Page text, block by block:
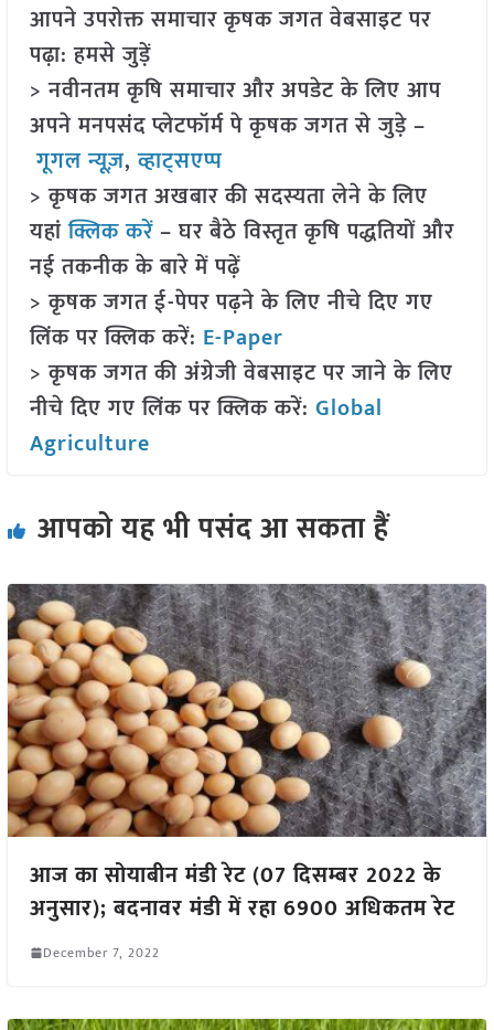
आपने उपरोक्त समाचार कृषक जगत वेबसाइट पर
पढ़ा: हमसे जुड़ें
> नवीनतम कृषि समाचार और अपडेट के लिए आप
अपने मनपसंद प्लेटफॉर्म पे कृषक जगत से जुड़े –
गूगल न्यूज़,व्हाट्सएप्प
> कृषक जगत अखबार की सदस्यता लेने के लिए
यहांक्लिक करें– घर बैठे विस्तृत कृषि पद्धतियों और
नई तकनीक के बारे में पढ़ें
> कृषक जगत ई-पेपर पढ़ने के लिए नीचे दिए गए
लिंक पर क्लिक करें: E-Paper
> कृषक जगत की अंग्रेजी वेबसाइट पर जाने के लिए
नीचे दिए गए लिंक पर क्लिक करें: Global
Agriculture
आपको यह भी पसंद आ सकता हैं
आज का सोयाबीन मंडी रेट (07 दिसम्बर 2022 के
अनुसार); बदनावर मंडी में रहा 6900 अधिकतम रेट
December 7, 2022